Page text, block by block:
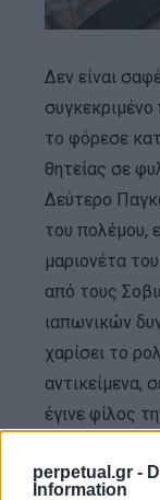
perpetual.gr -
Information
Δεν είναι
το φόρεσε
θητείας σε
Δεύτερο
του πολέμου,
μαριονέτα
από τους
ιαπωνικών
χαρίσει το
αντικείμενα,
έγινε φίλος
Όσον αφορά το